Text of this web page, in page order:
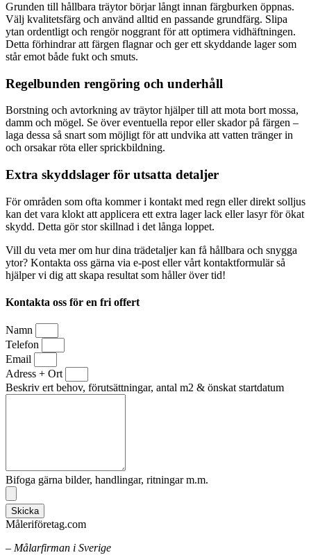
Grunden till hållbara träytor börjar långt innan färgburken öppnas.
Välj kvalitetsfärg och använd alltid en passande grundfärg. Slipa
ytan ordentligt och rengör noggrant för att optimera vidhäftningen.
Detta förhindrar att färgen flagnar och ger ett skyddande lager som
står emot både fukt och smuts.
Regelbunden rengöring och underhåll
Borstning och avtorkning av träytor hjälper till att mota bort mossa,
damm och mögel. Se över eventuella repor eller skador på färgen –
laga dessa så snart som möjligt för att undvika att vatten tränger in
och orsakar röta eller sprickbildning.
Extra skyddslager för utsatta detaljer
För områden som ofta kommer i kontakt med regn eller direkt solljus
kan det vara klokt att applicera ett extra lager lack eller lasyr för ökat
skydd. Detta gör stor skillnad i det långa loppet.
Vill du veta mer om hur dina trädetaljer kan få hållbara och snygga
ytor? Kontakta oss gärna via e-post eller vårt kontaktformulär så
hjälper vi dig att skapa resultat som håller över tid!
Kontakta oss för en fri offert
Namn
Telefon
Email
Adress + Ort
Beskriv ert behov, förutsättningar, antal m2 & önskat startdatum
Bifoga gärna bilder, handlingar, ritningar m.m.
Skicka
Måleriföretag.com
– Målarfirman i Sverige